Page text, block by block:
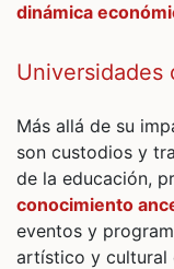
dinámica
Más allá de su
son custodios y
de la educación,
conocimiento
eventos y
artístico y cultural